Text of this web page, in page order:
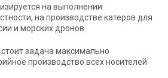
на выполнении
на производстве катеров для
и морских дронов.
задача максимально
производство всех носителей